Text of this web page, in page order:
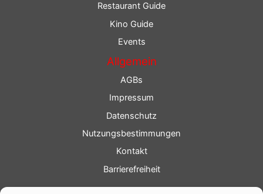
Restaurant Guide
Kino Guide
Events
Allgemein
AGBs
Impressum
Datenschutz
Nutzungsbestimmungen
Kontakt
Barrierefreiheit